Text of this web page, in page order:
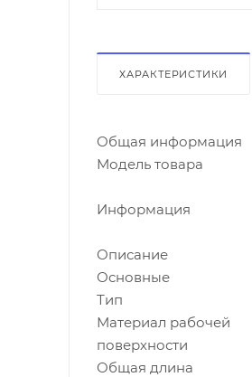
ХАРАКТЕРИСТИКИ
Общая информация
Модель товара
Информация
Описание
Основные
Тип
Материал рабочей
поверхности
Общая длина